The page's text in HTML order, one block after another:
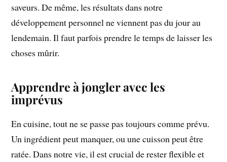
saveurs. De même, les résultats dans notre
développement personnel ne viennent pas du jour au
lendemain. Il faut parfois prendre le temps de laisser les
choses mûrir.
Apprendre à jongler avec les
imprévus
En cuisine, tout ne se passe pas toujours comme prévu.
Un ingrédient peut manquer, ou une cuisson peut être
ratée. Dans notre vie, il est crucial de rester flexible et